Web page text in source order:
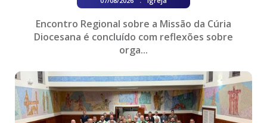
Encontro Regional sobre a Missão da Cúria
Diocesana é concluído com reflexões sobre
orga...